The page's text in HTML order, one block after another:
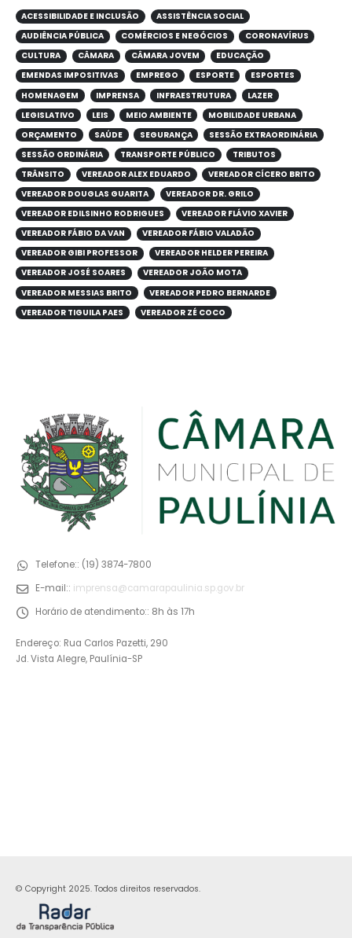
ACESSIBILIDADE E INCLUSÃO
ASSISTÊNCIA SOCIAL
AUDIÊNCIA PÚBLICA
COMÉRCIOS E NEGÓCIOS
CORONAVÍRUS
CULTURA
CÂMARA CÂMARA JOVEM
EDUCAÇÃO
EMENDAS IMPOSITIVAS
EMPREGO ESPORTE
ESPORTES
HOMENAGEM
IMPRENSA INFRAESTRUTURA
LAZER
LEGISLATIVO
LEIS MEIO AMBIENTE
MOBILIDADE URBANA
ORÇAMENTO
SAÚDE SEGURANÇA
SESSÃO EXTRAORDINÁRIA
SESSÃO ORDINÁRIA
TRANSPORTE PÚBLICO
TRIBUTOS
TRÂNSITO
VEREADOR ALEX EDUARDO
VEREADOR CÍCERO BRITO
VEREADOR DOUGLAS GUARITA
VEREADOR DR. GRILO
VEREADOR EDILSINHO RODRIGUES
VEREADOR FLÁVIO XAVIER
VEREADOR FÁBIO DA VAN
VEREADOR FÁBIO VALADÃO
VEREADOR GIBI PROFESSOR
VEREADOR HELDER PEREIRA
VEREADOR JOSÉ SOARES
VEREADOR JOÃO MOTA
VEREADOR MESSIAS BRITO
VEREADOR PEDRO BERNARDE
VEREADOR TIGUILA PAES
VEREADOR ZÉ COCO
Telefone:: (19) 3874-7800
E-mail:: imprensa@camarapaulinia.sp.gov.br
Horário de atendimento:: 8h às 17h
Endereço: Rua Carlos Pazetti, 290
Jd. Vista Alegre, Paulínia-SP
© Copyright 2025. Todos direitos reservados.